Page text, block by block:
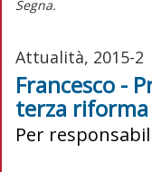
Segna.
Attualità, 2015-2
Francesco -
terza riforma
Per